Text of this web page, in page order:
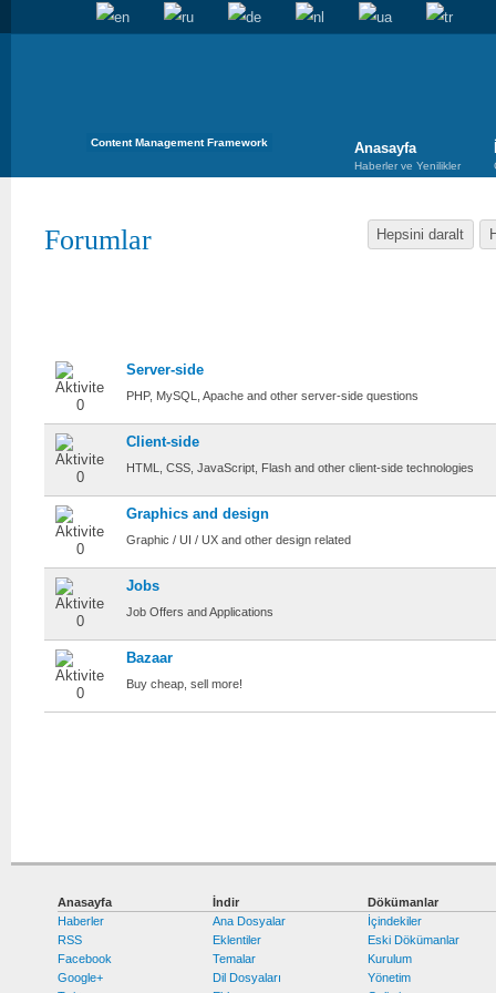
Content Management Framework Anasayfa
Haberler ve Yenilikler
Hepsini daralt
Forumlar
Server-side
PHP, MySQL, Apache and other server-side questions
Client-side
HTML, CSS, JavaScript, Flash and other client-side technologies
Graphics and design
Graphic / UI / UX and other design related
Jobs
Job Offers and Applications
Bazaar
Buy cheap, sell more!
Anasayfa
Haberler
RSS
Facebook
Google+
İndir
Ana Dosyalar
Eklentiler
Temalar
Dil Dosyaları
Dökümanlar
İçindekiler
Eski Dökümanlar
Kurulum
Yönetim